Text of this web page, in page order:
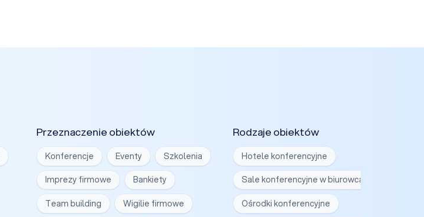
Przeznaczenie obiektów
Konferencje Eventy Szkolenia
Imprezy firmowe Bankiety
Team building Wigilie firmowe
Rodzaje obiektów
Hotele konferencyjne
Sale konferencyjne w biurowcach
Ośrodki konferencyjne